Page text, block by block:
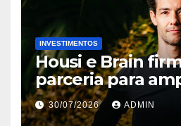
INVESTIMENTOS
Housi e Brain
parceria para
inteligência de
lançamentos
30/07/2026 ADMIN